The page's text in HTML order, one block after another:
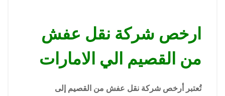
ارخص شركة نقل عفش
من القصيم الي الامارات
تُعتبر أرخص شركة نقل عفش من القصيم إلى